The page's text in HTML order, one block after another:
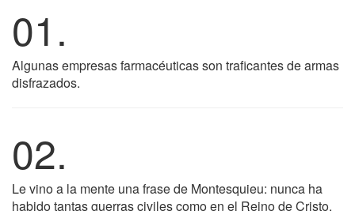
01.
Algunas empresas farmacéuticas son traficantes de armas
disfrazados.
02.
Le vino a la mente una frase de Montesquieu: nunca ha
habido tantas guerras civiles como en el Reino de Cristo.